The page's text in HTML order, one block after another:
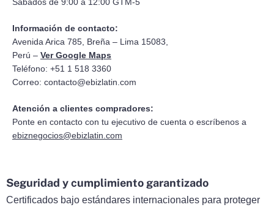
Sábados de 9:00 a 12:00 GTM-5
Información de contacto:
Avenida Arica 785, Breña – Lima 15083,
Perú – Ver Google Maps
Teléfono: +51 1 518 3360
Correo: contacto@ebizlatin.com
Atención a clientes compradores:
Ponte en contacto con tu ejecutivo de cuenta o escríbenos a
ebiznegocios@ebizlatin.com
Seguridad y cumplimiento garantizado
Certificados bajo estándares internacionales para proteger